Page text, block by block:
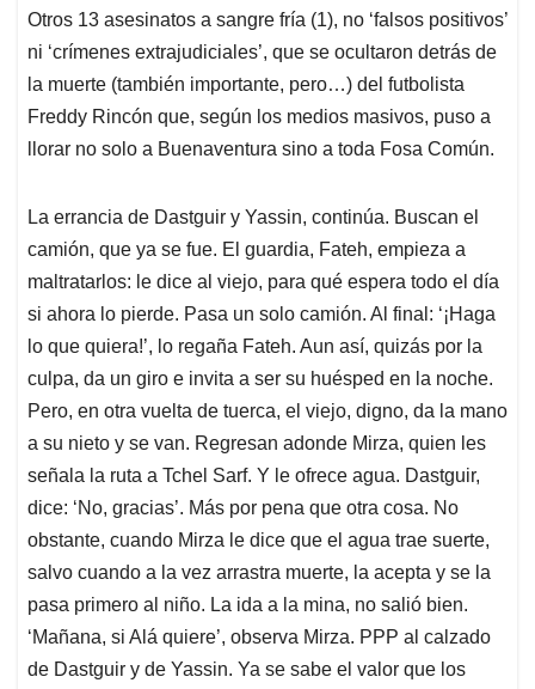
Otros 13 asesinatos a sangre fría (1), no ‘falsos positivos’
ni ‘crímenes extrajudiciales’, que se ocultaron detrás de
la muerte (también importante, pero…) del futbolista
Freddy Rincón que, según los medios masivos, puso a
llorar no solo a Buenaventura sino a toda Fosa Común.
La errancia de Dastguir y Yassin, continúa. Buscan el
camión, que ya se fue. El guardia, Fateh, empieza a
maltratarlos: le dice al viejo, para qué espera todo el día
si ahora lo pierde. Pasa un solo camión. Al final: ‘¡Haga
lo que quiera!’, lo regaña Fateh. Aun así, quizás por la
culpa, da un giro e invita a ser su huésped en la noche.
Pero, en otra vuelta de tuerca, el viejo, digno, da la mano
a su nieto y se van. Regresan adonde Mirza, quien les
señala la ruta a Tchel Sarf. Y le ofrece agua. Dastguir,
dice: ‘No, gracias’. Más por pena que otra cosa. No
obstante, cuando Mirza le dice que el agua trae suerte,
salvo cuando a la vez arrastra muerte, la acepta y se la
pasa primero al niño. La ida a la mina, no salió bien.
‘Mañana, si Alá quiere’, observa Mirza. PPP al calzado
de Dastguir y de Yassin. Ya se sabe el valor que los